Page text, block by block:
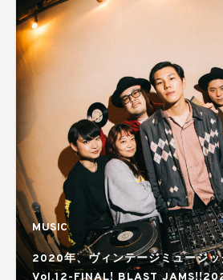
MUSIC
2020年、ヴィンテージミュージッ
Vol.12-FINAL! BLAST